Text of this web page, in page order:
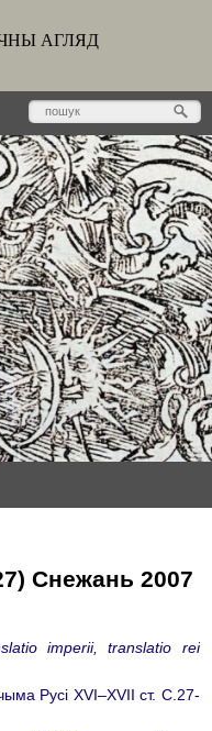
АГЛЯД
Снежань 2007
imperii, translatio
rei
Русі XVI–XVII ст. С.27-